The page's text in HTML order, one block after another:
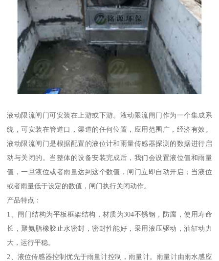
液动限流闸门可安装在上游或下游。液动限流闸门作为一个集成系
统，可安装在管道口，渠道的任何位置，应用范围广，经济有效。
液动限流闸门是根据配置的液位计和雨量传感器探测的数据进行启
动与关闭的。当整体的设备安装完成后，我们会设置液位值和雨量
值，一旦液位或者雨量达到这个数值，闸门立即自动开启；当液位
或者雨量低于设定的数值，闸门执行关闭动作。
产品特点：
1、闸门结构为平板框架结构，材质为304不锈钢，防腐，使用寿命
长，聚氨脂橡胶止水密封，密封性能好，采用液压驱动，油缸动力
大，运行平稳。
2、液位传感器控制优先于雨量计控制，雨量计。雨量计由雨水感应